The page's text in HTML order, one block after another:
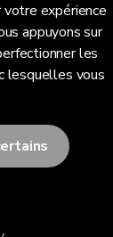
expérience
appuyons sur
les
lesquelles vous